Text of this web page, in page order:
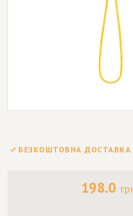
БЕЗКОШТОВНА ДОСТАВКА
198.0